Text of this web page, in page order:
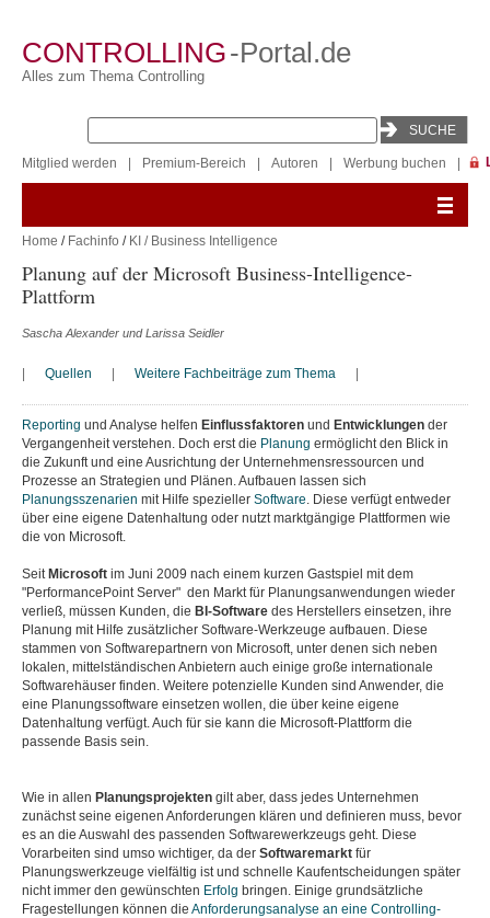
CONTROLLING-Portal.de
Alles zum Thema Controlling
Mitglied werden Premium-Bereich Autoren Werbung buchen
Home / Fachinfo / KI / Business Intelligence
Planung auf der Microsoft Business-Intelligence-
Plattform
Sascha Alexander und Larissa Seidler
Quellen Weitere Fachbeiträge zum Thema
Reporting und Analyse helfen Einflussfaktoren und Entwicklungen der
Vergangenheit verstehen. Doch erst die Planung ermöglicht den Blick in
die Zukunft und eine Ausrichtung der Unternehmensressourcen und
Prozesse an Strategien und Plänen. Aufbauen lassen sich
Planungsszenarien mit Hilfe spezieller Software. Diese verfügt entweder
über eine eigene Datenhaltung oder nutzt marktgängige Plattformen wie
die von Microsoft.
Seit Microsoft im Juni 2009 nach einem kurzen Gastspiel mit dem
"PerformancePoint Server" den Markt für Planungsanwendungen wieder
verließ, müssen Kunden, die BI-Software des Herstellers einsetzen, ihre
Planung mit Hilfe zusätzlicher Software-Werkzeuge aufbauen. Diese
stammen von Softwarepartnern von Microsoft, unter denen sich neben
lokalen, mittelständischen Anbietern auch einige große internationale
Softwarehäuser finden. Weitere potenzielle Kunden sind Anwender, die
eine Planungssoftware einsetzen wollen, die über keine eigene
Datenhaltung verfügt. Auch für sie kann die Microsoft-Plattform die
passende Basis sein.
Wie in allen Planungsprojekten gilt aber, dass jedes Unternehmen
zunächst seine eigenen Anforderungen klären und definieren muss, bevor
es an die Auswahl des passenden Softwarewerkzeugs geht. Diese
Vorarbeiten sind umso wichtiger, da der Softwaremarkt für
Planungswerkzeuge vielfältig ist und schnelle Kaufentscheidungen später
nicht immer den gewünschten Erfolg bringen. Einige grundsätzliche
Fragestellungen können die Anforderungsanalyse an eine Controlling-